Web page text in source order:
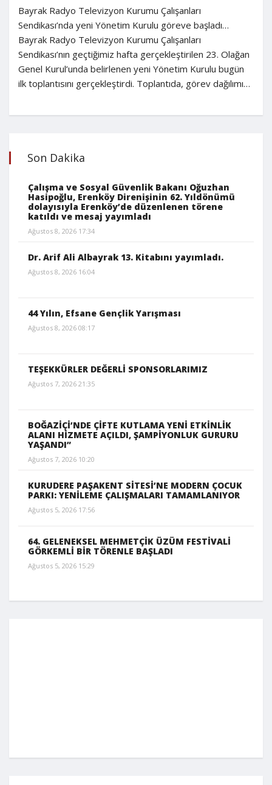
Bayrak Radyo Televizyon Kurumu Çalışanları
Sendikası’nda yeni Yönetim Kurulu göreve başladı…
Bayrak Radyo Televizyon Kurumu Çalışanları
Sendikası’nın geçtiğimiz hafta gerçekleştirilen 23. Olağan
Genel Kurul’unda belirlenen yeni Yönetim Kurulu bugün
ilk toplantısını gerçekleştirdi. Toplantıda, görev dağılımı…
Son Dakika
Çalışma ve Sosyal Güvenlik Bakanı Oğuzhan
Hasipoğlu, Erenköy Direnişinin 62. Yıldönümü
dolayısıyla Erenköy’de düzenlenen törene
katıldı ve mesaj yayımladı
Ağustos 8, 2026 17:34
Dr. Arif Ali Albayrak 13. Kitabını yayımladı.
Ağustos 8, 2026 16:04
44 Yılın, Efsane Gençlik Yarışması
Ağustos 8, 2026 08:17
TEŞEKKÜRLER DEĞERLİ SPONSORLARIMIZ
Ağustos 7, 2026 21:35
BOĞAZİÇİ’NDE ÇİFTE KUTLAMA YENİ ETKİNLİK
ALANI HİZMETE AÇILDI, ŞAMPİYONLUK GURURU
YAŞANDI”
Ağustos 7, 2026 10:20
KURUDERE PAŞAKENT SİTESİ’NE MODERN ÇOCUK
PARKI: YENİLEME ÇALIŞMALARI TAMAMLANIYOR
Ağustos 5, 2026 17:56
64. GELENEKSEL MEHMETÇİK ÜZÜM FESTİVALİ
GÖRKEMLİ BİR TÖRENLE BAŞLADI
Ağustos 5, 2026 15:29